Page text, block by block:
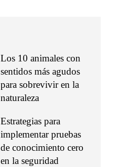
Los 10 animales con
sentidos más agudos
para sobrevivir en la
naturaleza
Estrategias para
implementar pruebas
de conocimiento cero
en la seguridad